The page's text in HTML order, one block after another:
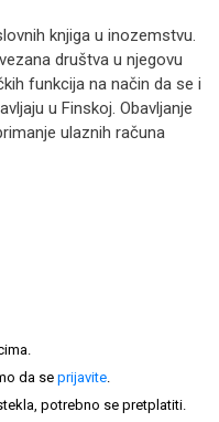
knjiga u inozemstvu.
društva u njegovu
funkcija na način da se i
u Finskoj. Obavljanje
ulaznih računa
da seprijavite.
potrebno se pretplatiti.